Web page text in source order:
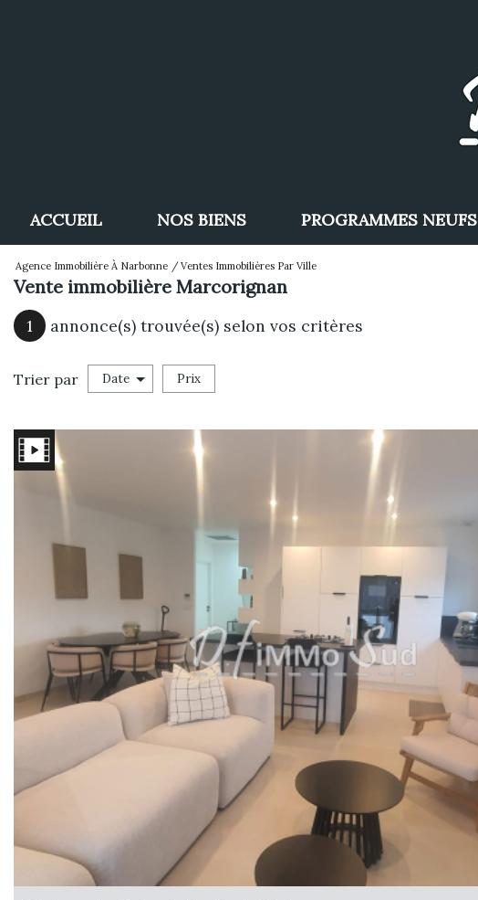
ACCUEIL NOS BIENS
Maisons / Villas
Appartements
Terrains
Autres
PROGRAMMES NEUFS
Agence Immobilière À Narbonne Ventes Immobilières Par Ville
Vente immobilière Marcorignan
1 annonce(s) trouvée(s) selon vos critères
Vente
Trier par Date Prix